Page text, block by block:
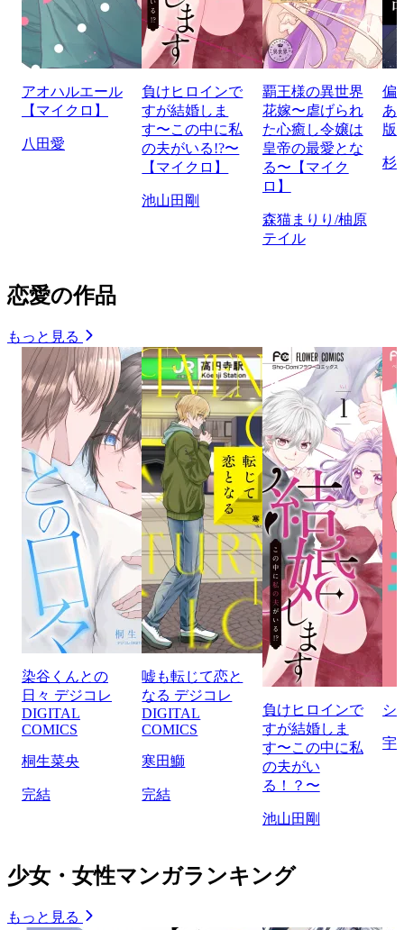
アオハルエール
【マイクロ】
八田愛
負けヒロインで
すが結婚しま
す〜この中に私
の夫がいる!?〜
【マイクロ】
池山田剛
覇王様の異世界
花嫁〜虐げられ
た心癒し令嬢は
皇帝の最愛とな
る〜【マイク
ロ】
森猫まりり/柚原
テイル
偏
あ
版
杉
恋愛の作品
もっと見る
染谷くんとの
日々 デジコレ
DIGITAL
COMICS
桐生菜央
完結
嘘も転じて恋と
なる デジコレ
DIGITAL
COMICS
寒田鰤
完結
負けヒロインで
すが結婚しま
す〜この中に私
の夫がい
る！？〜
池山田剛
シ
宇
少女・女性マンガランキング
もっと見る